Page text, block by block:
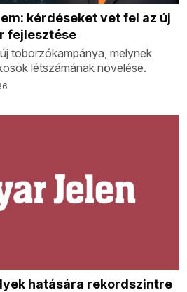
kérdéseket vet fel az új
fejlesztése
toborzókampánya, melynek
létszámának növelése.
hatására rekordszintre